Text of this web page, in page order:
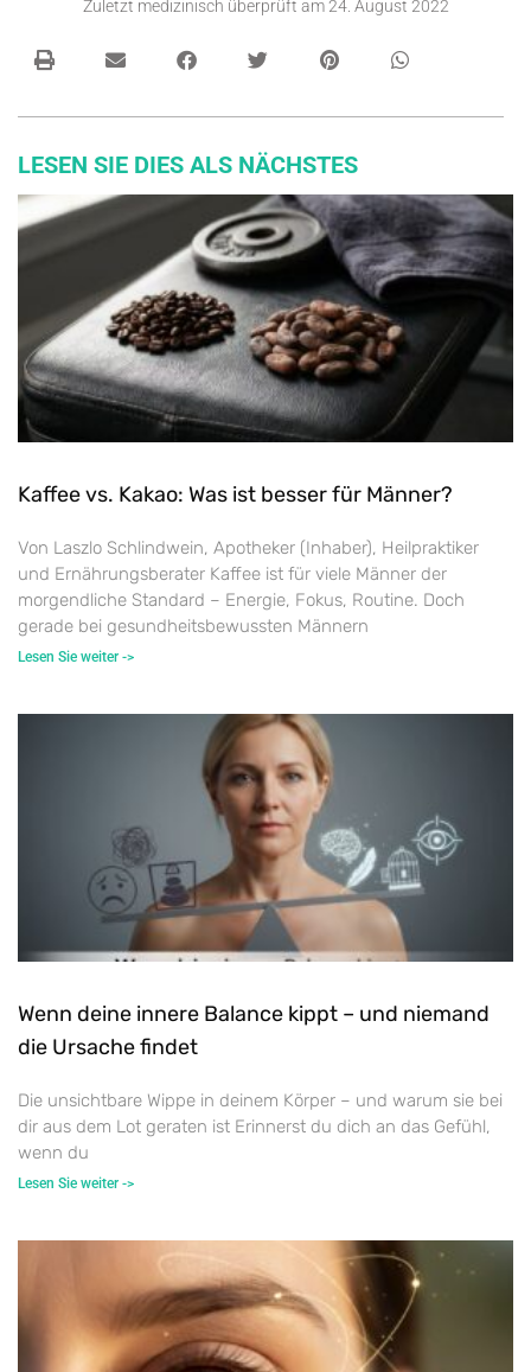
Zuletzt medizinisch überprüft am24. August 2022
LESEN SIE DIES ALS NÄCHSTES
Kaffee vs. Kakao: Was ist besser für Männer?
Von Laszlo Schlindwein, Apotheker (Inhaber), Heilpraktiker
und Ernährungsberater Kaffee ist für viele Männer der
morgendliche Standard – Energie, Fokus, Routine. Doch
gerade bei gesundheitsbewussten Männern
Lesen Sie weiter ->
Wenn deine innere Balance kippt – und niemand
die Ursache findet
Die unsichtbare Wippe in deinem Körper – und warum sie bei
dir aus dem Lot geraten ist Erinnerst du dich an das Gefühl,
wenn du
Lesen Sie weiter ->